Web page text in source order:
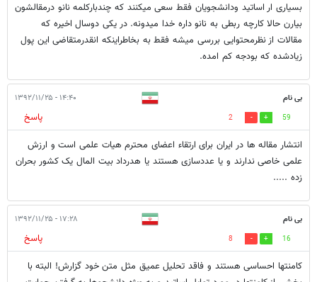
بسیاری ار اساتید ودانشجویان فقط سعی میکنند که چندبارکلمه نانو درمقالشون
بیارن حالا کارچه ربطی به نانو داره خدا میدونه. در یکی دوسال اخیره که
مقالات از نظرمحتوایی بررسی میشه فقط به بخاطراینکه انقدرمتقاضی این پول
زیادشده که بودجه کم امده.
بی نام ۱۴:۴۰ - ۱۳۹۲/۱۱/۲۵
59
2
پاسخ
انتشار مقاله ها در ایران برای ارتقاء اعضای محترم هیات علمی است و ارزش
علمی خاصی ندارند و یا عددسازی هستند یا هدرداد بیت المال یک کشور بحران
زده .....
بی نام ۱۷:۲۸ - ۱۳۹۲/۱۱/۲۵
16
8
پاسخ
کامنتها احساسی هستند و فاقد تحلیل عمیق مثل متن خود گزارش! البته با